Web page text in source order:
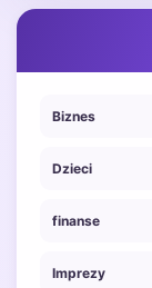
Biznes
Dzieci
finanse
Imprezy